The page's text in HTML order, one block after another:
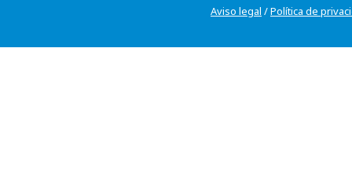
Aviso legal /Política de